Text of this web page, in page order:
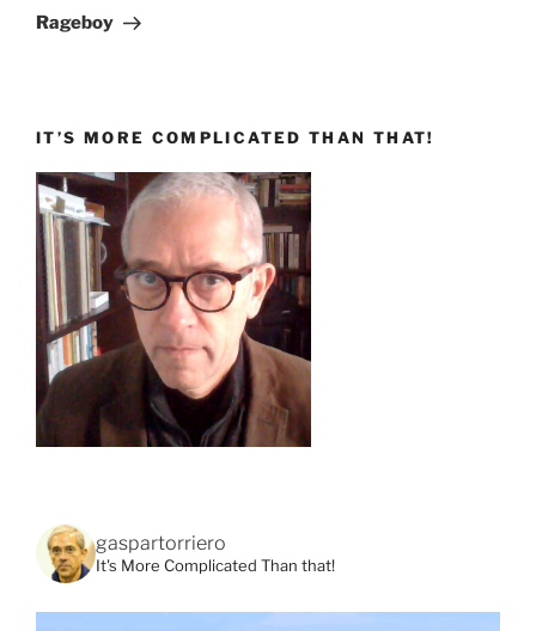
successivo
Rageboy
IT’S MORE COMPLICATED THAN THAT!
gaspartorriero
It's More Complicated Than that!